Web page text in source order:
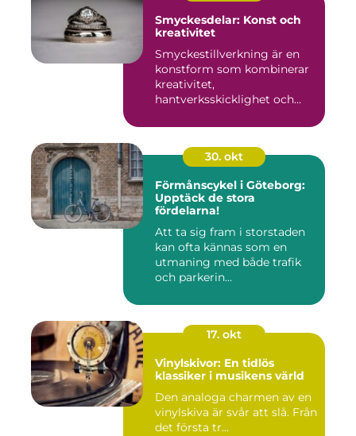
Smyckesdelar: Konst och
kreativitet
Smyckestillverkning är en
konstform som kombinerar
kreativitet,
hantverksskicklighet och
30. okt
Förmånscykel i Göteborg:
Upptäck de stora
fördelarna!
Att ta sig fram i storstaden
kan ofta kännas som en
utmaning med både trafik
och parkerin...
17. okt
Vinylskivor: En tidlös
klassiker i musikens värld
Den analoga charmen av en
vinylskiva är svår att slå. Från
det första tr...